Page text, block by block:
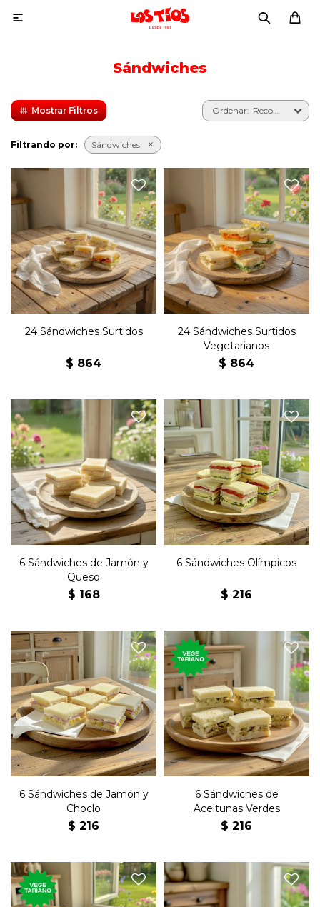

Sándwiches
Recomendados
Filtrando por: Sándwiches
24 sándwiches de copetín
surtidos.
24 Sándwiches Surtidos
$ 864
24 sándwiches vegetarianos
de copetín surtidos.
24 Sándwiches Surtidos
Vegetarianos
$ 864
Seis sándwiches de copetín
con jamón, queso y
manteca en pan blanco,
6 Sándwiches de Jamón y
Queso
$ 168
Seis sándwiches de copetín
olímpicos con jamón, queso,
lechuga, tomate, huevo
duro, manteca y mayonesa
en pan blanco.
6 Sándwiches Olímpicos
$ 216
Seis sándwiches de copetín
con choclo, jamón, huevo y
mayonesa en pan blanco.
6 Sándwiches de Jamón y
Choclo
$ 216
Seis sándwiches de copetín
con aceitunas verdes, queso
y mayonesa en pan blanco.
6 Sándwiches de
Aceitunas Verdes
$ 216